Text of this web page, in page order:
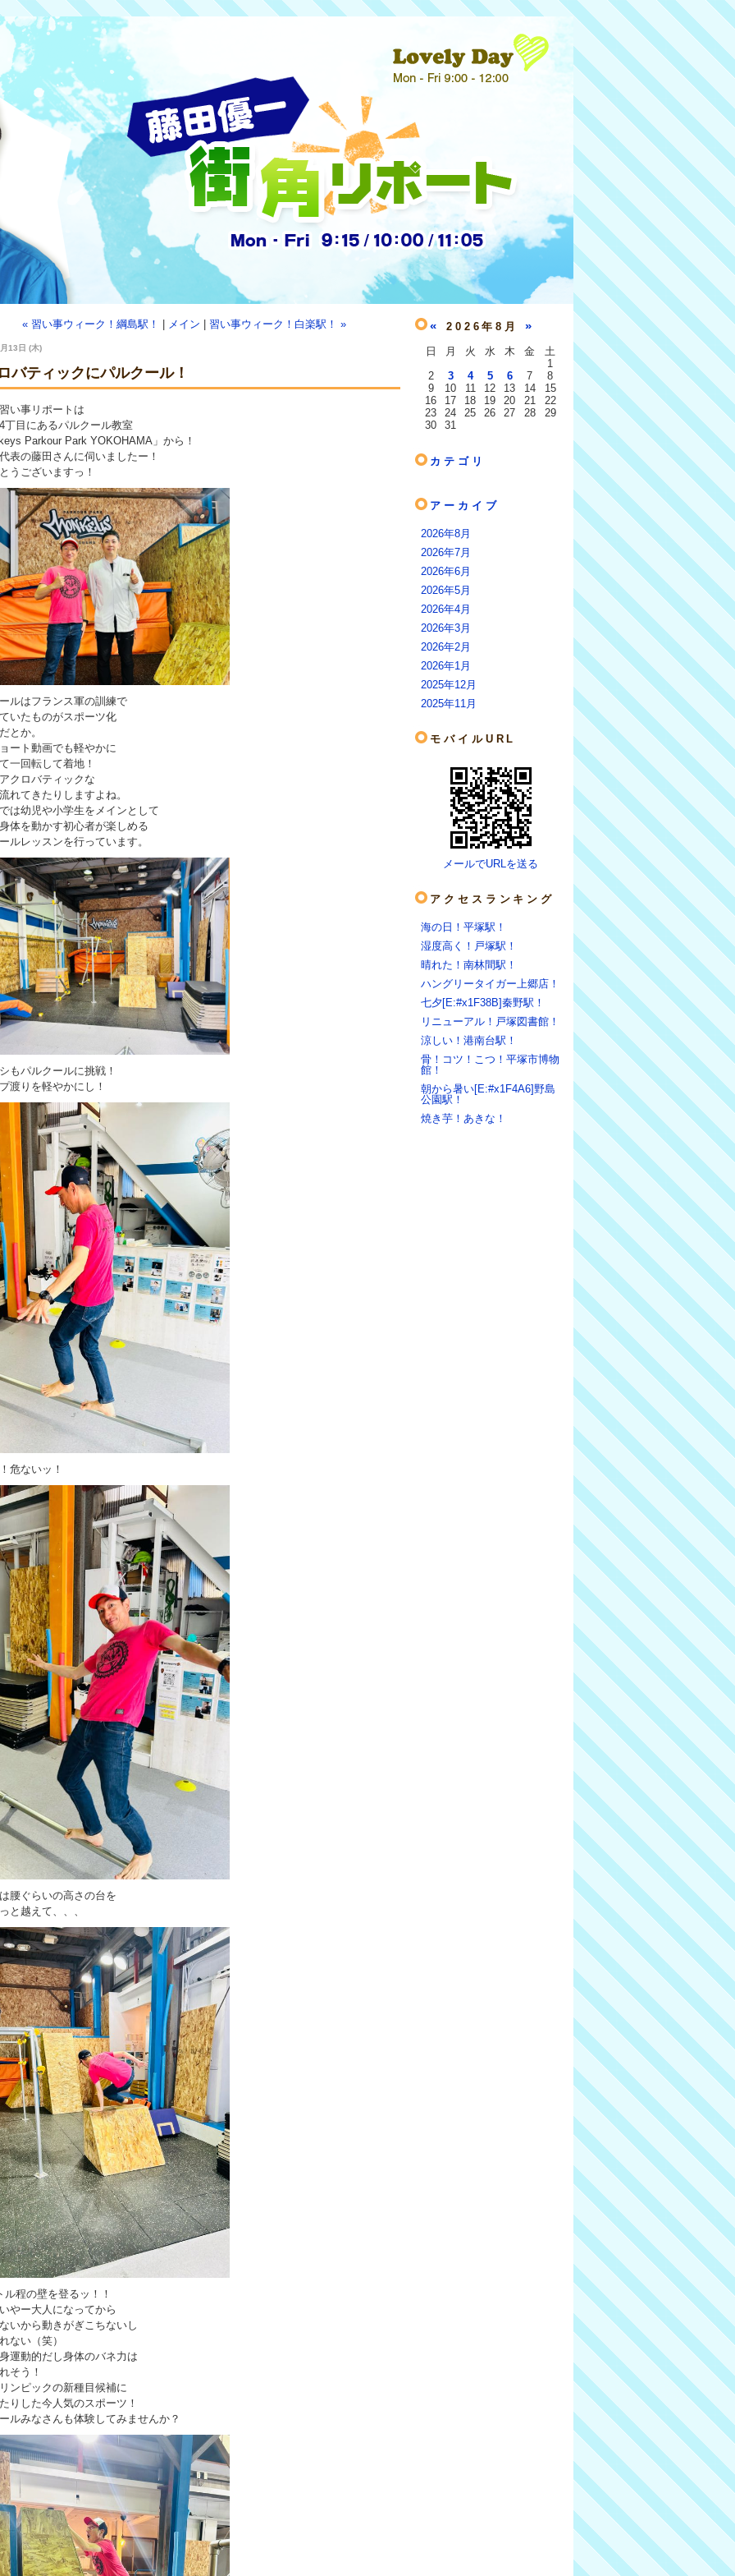
« 習い事ウィーク！綱島駅！ メイン 習い事ウィーク！白楽駅！ »
13日 (木)
バティックにパルクール！
い事リポートは
丁目にあるパルクール教室
Parkour Park YOKOHAMA」から！
表の藤田さんに伺いましたー！
うございますっ！
ルはフランス軍の訓練で
いたものがスポーツ化
とか。
ート動画でも軽やかに
一回転して着地！
クロバティックな
れてきたりしますよね。
は幼児や小学生をメインとして
体を動かす初心者が楽しめる
ルレッスンを行っています。
もパルクールに挑戦！
渡りを軽やかにし！
危ないッ！
腰ぐらいの高さの台を
と越えて、、、
ル程の壁を登るッ！！
やー大人になってから
いから動きがぎこちないし
ない（笑）
運動的だし身体のバネ力は
そう！
ンピックの新種目候補に
りした今人気のスポーツ！
ルみなさんも体験してみませんか？
« 2026年8月 »
日 月 火 水 木 金
土
1
2
3 4 5 6 7
8
9
10 11 12 13 14
15
16
17 18 19 20 21
22
23
24 25 26 27 28
29
30
31
カテゴリ
アーカイブ
2026年8月
2026年7月
2026年6月
2026年5月
2026年4月
2026年3月
2026年2月
2026年1月
2025年12月
2025年11月
モバイルURL
メールでURLを送る
アクセスランキング
海の日！平塚駅！
湿度高く！戸塚駅！
晴れた！南林間駅！
ハングリータイガー上郷店！
七夕[E:#x1F38B]秦野駅！
リニューアル！戸塚図書館！
涼しい！港南台駅！
骨！コツ！こつ！平塚市博物
館！
朝から暑い[E:#x1F4A6]野島
公園駅！
焼き芋！あきな！